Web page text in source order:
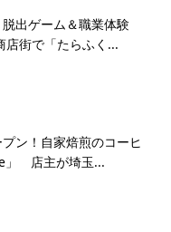
出ゲーム＆職業体験
店街で「たらふく...
ン！自家焙煎のコーヒ
」 店主が埼玉...